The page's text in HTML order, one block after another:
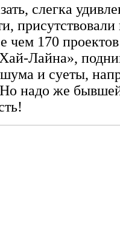
слегка
присутствовали
чем 170
Лайна»,
и суеты,
надо же